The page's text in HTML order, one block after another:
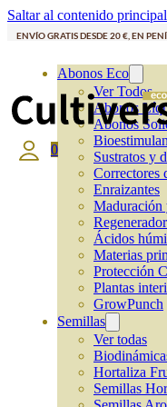
Saltar al contenido principal
ENVÍO GRATIS DESDE 20 €, EN
Abonos Eco
Ver Todos
Abonos
Abonos
Sustratos y
Correctores
Enraizantes
Maduración
Ácidos
Materias
Protección
Plantas
GrowPunch
Semillas
Ver todas
Hortaliza
Semillas
0